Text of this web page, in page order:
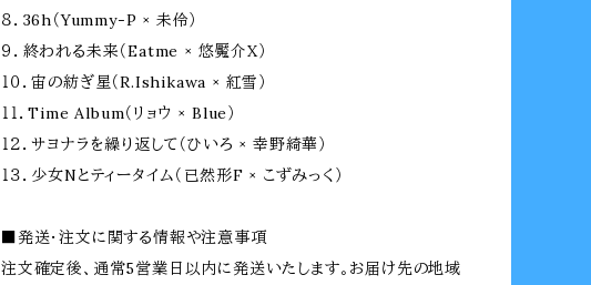
８．36h（Yummy-P × 未伶）
９．終われる未来（Eatme × 悠魘介X）
１０．宙の紡ぎ星（R.Ishikawa × 紅雪）
１１．Time Album（リョウ × Blue）
１２．サヨナラを繰り返して（ひいろ × 幸野綺華）
１３．少女Nとティータイム（已然形F × こずみっく）
■発送・注文に関する情報や注意事項
注文確定後、通常5営業日以内に発送いたします。お届け先の地域